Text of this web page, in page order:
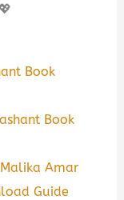
Book
Book
Amar
Guide